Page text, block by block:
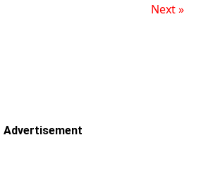
Next »
Advertisement